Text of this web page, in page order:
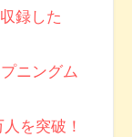
録した
ニングム
を突破！